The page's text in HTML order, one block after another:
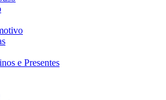
e Presentes